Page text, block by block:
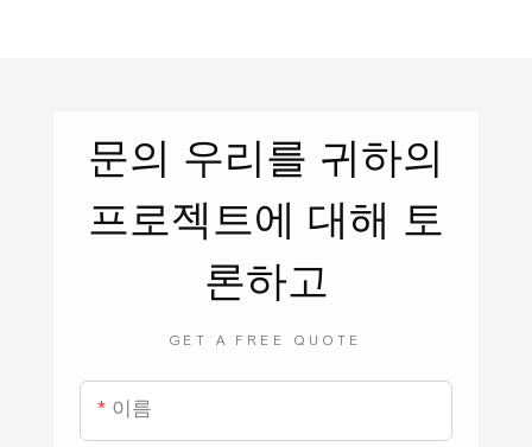
문의 우리를 귀하의
프로젝트에 대해 토
론하고
GET A FREE QUOTE
이름